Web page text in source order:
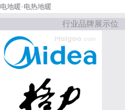
电地暖·电热地暖
行业品牌展示位